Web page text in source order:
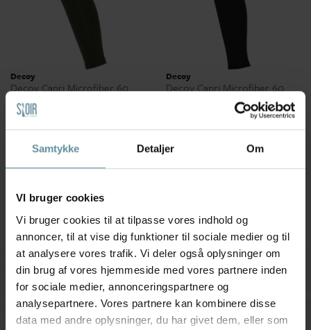
Samtykke Detaljer Om
VI bruger cookies
Vi bruger cookies til at tilpasse vores indhold og
annoncer, til at vise dig funktioner til sociale medier og til
at analysere vores trafik. Vi deler også oplysninger om
din brug af vores hjemmeside med vores partnere inden
for sociale medier, annonceringspartnere og
analysepartnere. Vores partnere kan kombinere disse
data med andre oplysninger, du har givet dem, eller som
Decoy
Decoy Capri Microfiber 60
19661 Green
50,00 kr100,00 kr
M/L XL
Decoy
Decoy Capri Microfiber 60
den - Leggings 19661 Black
100,00 kr
Tilmeld kundeklub
Få nyheder og inspiration